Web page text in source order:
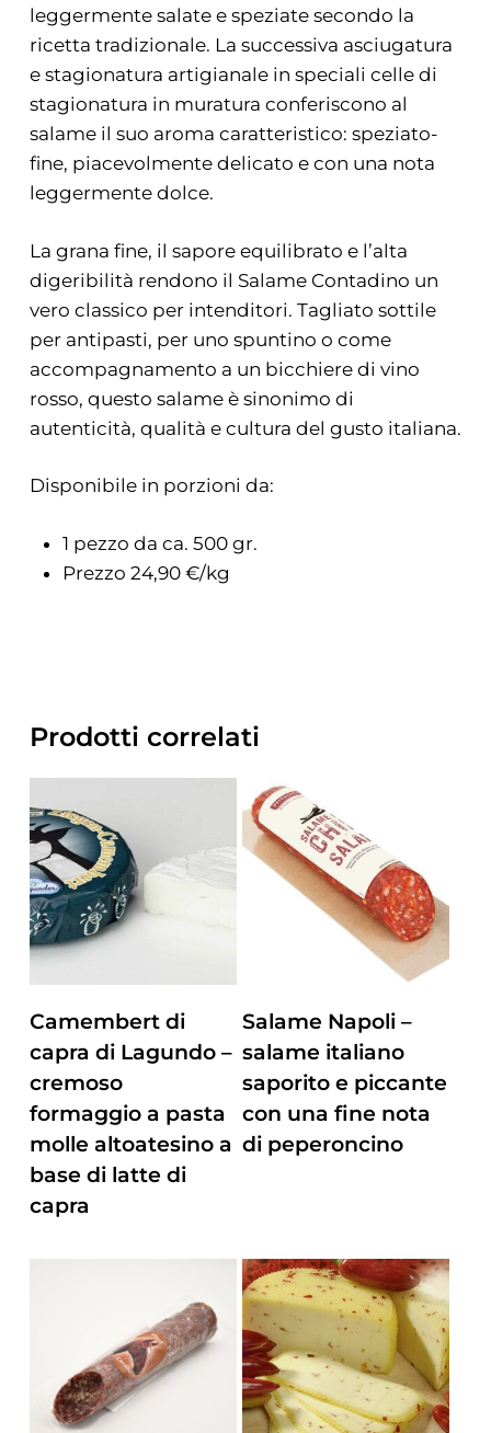
leggermente salate e speziate secondo la
ricetta tradizionale. La successiva asciugatura
e stagionatura artigianale in speciali celle di
stagionatura in muratura conferiscono al
salame il suo aroma caratteristico: speziato-
fine, piacevolmente delicato e con una nota
leggermente dolce.
La grana fine, il sapore equilibrato e l’alta
digeribilità rendono il Salame Contadino un
vero classico per intenditori. Tagliato sottile
per antipasti, per uno spuntino o come
accompagnamento a un bicchiere di vino
rosso, questo salame è sinonimo di
autenticità, qualità e cultura del gusto italiana.
Disponibile in porzioni da:
1 pezzo da ca. 500 gr.
Prezzo 24,90 €/kg
Prodotti correlati
Camembert di
capra di Lagundo –
cremoso
formaggio a pasta
molle altoatesino a
base di latte di
capra
Salame Napoli –
salame italiano
saporito e piccante
con una fine nota
di peperoncino